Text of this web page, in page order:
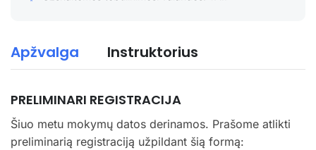
Apžvalga Instruktorius
PRELIMINARI REGISTRACIJA
Šiuo metu mokymų datos derinamos. Prašome atlikti
preliminarią registraciją užpildant šią formą: